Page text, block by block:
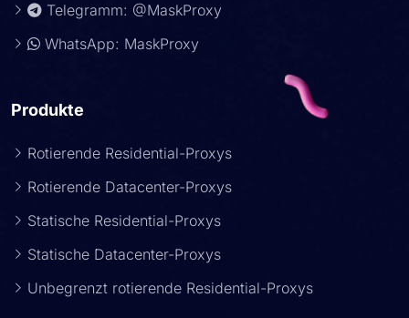
Telegramm: @MaskProxy
WhatsApp: MaskProxy
Produkte
Rotierende Residential-Proxys
Rotierende Datacenter-Proxys
Statische Residential-Proxys
Statische Datacenter-Proxys
Unbegrenzt rotierende Residential-Proxys